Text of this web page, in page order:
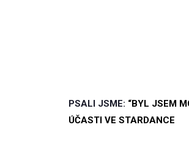
PSALI JSME: “BYL JSEM
ÚČASTI VE STARDANCE